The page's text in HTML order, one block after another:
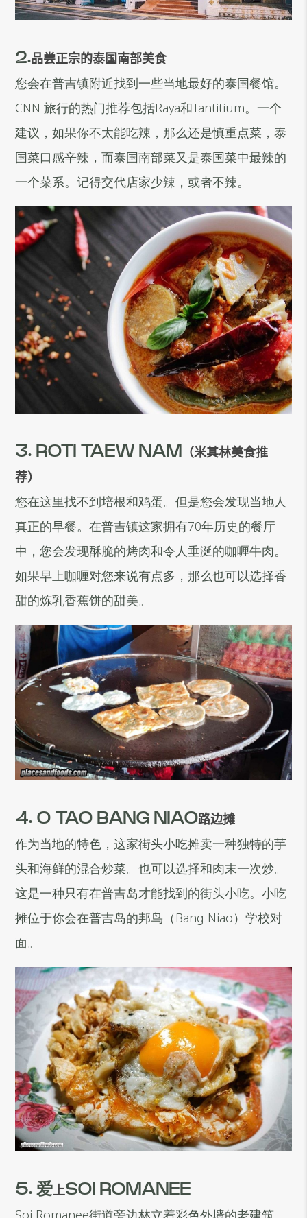
2.品尝正宗的泰国南部美食
您会在普吉镇附近找到一些当地最好的泰国餐馆。
CNN 旅行的热门推荐包括Raya和Tantitium。一个
建议，如果你不太能吃辣，那么还是慎重点菜，泰
国菜口感辛辣，而泰国南部菜又是泰国菜中最辣的
一个菜系。记得交代店家少辣，或者不辣。
3. ROTI TAEW NAM
（米其林美食推
荐）
您在这里找不到培根和鸡蛋。但是您会发现当地人
真正的早餐。在普吉镇这家拥有70年历史的餐厅
中，您会发现酥脆的烤肉和令人垂涎的咖喱牛肉。
如果早上咖喱对您来说有点多，那么也可以选择香
甜的炼乳香蕉饼的甜美。
4. O TAO BANG NIAO路边摊
作为当地的特色，这家街头小吃摊卖一种独特的芋
头和海鲜的混合炒菜。也可以选择和肉末一次炒。
这是一种只有在普吉岛才能找到的街头小吃。小吃
摊位于你会在普吉岛的邦鸟（Bang Niao）学校对
面。
5. 爱上SOI ROMANEE
Soi Romanee街道旁边林立着彩色外墙的老建筑。